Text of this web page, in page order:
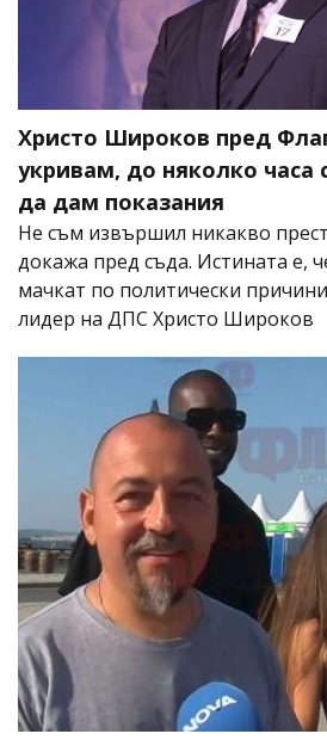
Христо Широков пред
укривам, до няколко
да дам показания
Не съм извършил никакво
докажа пред съда. Истината е,
мачкат по политически
лидер на ДПС Христо Широков